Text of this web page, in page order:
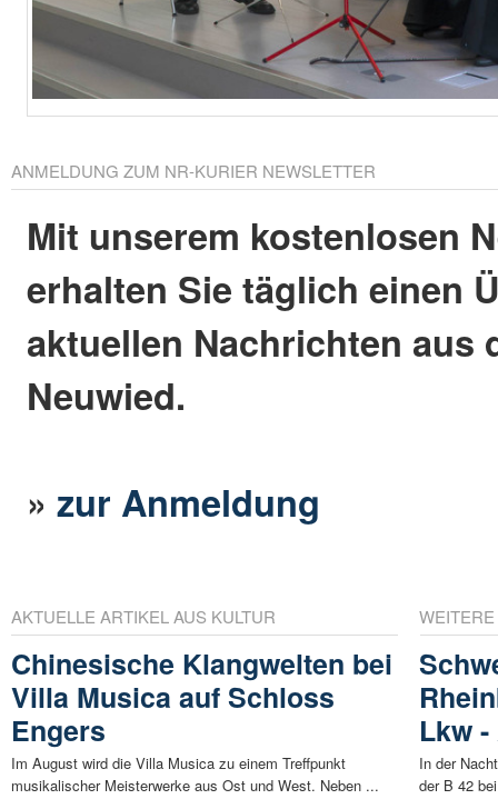
ANMELDUNG ZUM NR-KURIER NEWSLETTER
Mit unserem kostenlosen
erhalten Sie täglich einen
aktuellen Nachrichten aus
Neuwied.
»zur Anmeldung
AKTUELLE ARTIKEL AUS KULTUR
Chinesische Klangwelten bei
Villa Musica auf Schloss
Engers
Im August wird die Villa Musica zu einem Treffpunkt
musikalischer Meisterwerke aus Ost und West. Neben ...
Lkw
In der
der B 42